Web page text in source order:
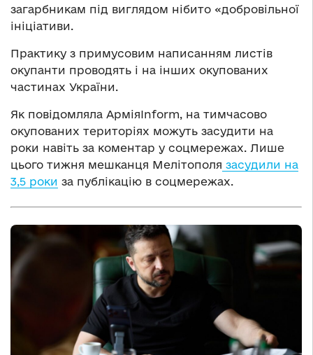
загарбникам під виглядом нібито «добровільної
ініціативи.
Практику з примусовим написанням листів
окупанти проводять і на інших окупованих
частинах України.
Як повідомляла АрміяInform, на тимчасово
окупованих територіях можуть засудити на
роки навіть за коментар у соцмережах. Лише
цього тижня мешканця Мелітополя засудили на
3,5 роки за публікацію в соцмережах.